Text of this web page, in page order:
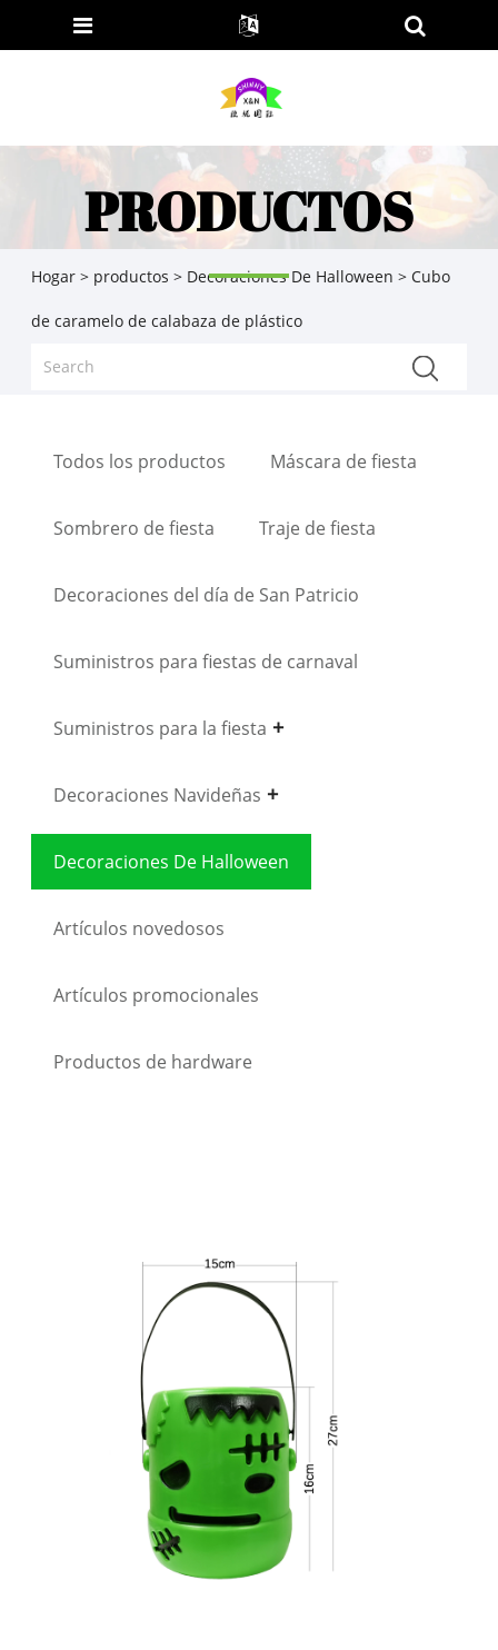
PRODUCTOS
Hogar > productos > Decoraciones De Halloween > Cubo
de caramelo de calabaza de plástico
Todos los productos Máscara de fiesta
Sombrero de fiesta Traje de fiesta
Decoraciones del día de San Patricio
Suministros para fiestas de carnaval
Suministros para la fiesta
Decoraciones Navideñas
Decoraciones De Halloween
Artículos novedosos
Artículos promocionales
Productos de hardware